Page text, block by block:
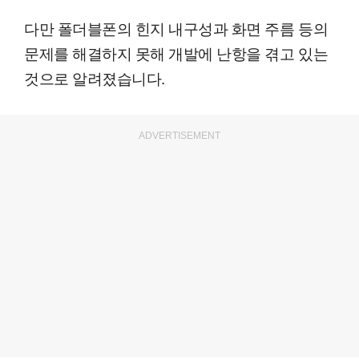
다만 폴더블폰의 힌지 내구성과 화면 주름 등의
문제를 해결하지 못해 개발에 난항을 겪고 있는
것으로 알려졌습니다.
ADVERTISEMENT